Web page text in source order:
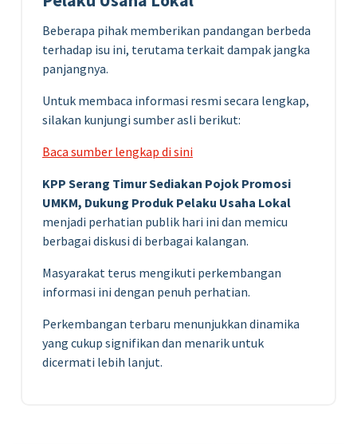
Beberapa pihak memberikan pandangan berbeda
terhadap isu ini, terutama terkait dampak jangka
panjangnya.
Untuk membaca informasi resmi secara lengkap,
silakan kunjungi sumber asli berikut:
Baca sumber lengkap di sini
KPP Serang Timur Sediakan Pojok Promosi
UMKM, Dukung Produk Pelaku Usaha Lokal
menjadi perhatian publik hari ini dan memicu
berbagai diskusi di berbagai kalangan.
Masyarakat terus mengikuti perkembangan
informasi ini dengan penuh perhatian.
Perkembangan terbaru menunjukkan dinamika
yang cukup signifikan dan menarik untuk
dicermati lebih lanjut.